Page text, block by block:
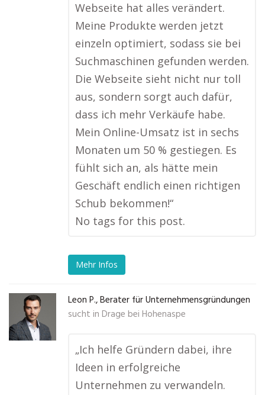
Webseite hat alles verändert.
Meine Produkte werden jetzt
einzeln optimiert, sodass sie bei
Suchmaschinen gefunden werden.
Die Webseite sieht nicht nur toll
aus, sondern sorgt auch dafür,
dass ich mehr Verkäufe habe.
Mein Online-Umsatz ist in sechs
Monaten um 50 % gestiegen. Es
fühlt sich an, als hätte mein
Geschäft endlich einen richtigen
Schub bekommen!“
No tags for this post.
Mehr Infos
Leon P., Berater für Unternehmensgründungen
sucht in Drage bei Hohenaspe
„Ich helfe Gründern dabei, ihre
Ideen in erfolgreiche
Unternehmen zu verwandeln.